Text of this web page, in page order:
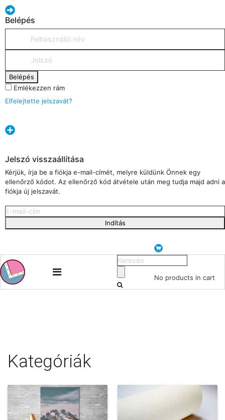
Belépés
Belépés
Emlékezzen rám
Elfelejtette jelszavát?
Jelszó visszaállítása
Kérjük, írja be a fiókja e-mail-címét, melyre küldünk Önnek egy
ellenőrző kódot. Az ellenőrző kód átvétele után meg tudja majd adni a
fiókja új jelszavát.
Indítás
No products in cart
Kategóriák